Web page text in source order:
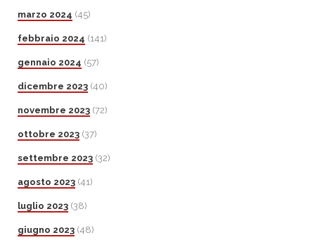
marzo 2024 (45)
febbraio 2024 (141)
gennaio 2024 (57)
dicembre 2023 (40)
novembre 2023 (72)
ottobre 2023 (37)
settembre 2023 (32)
agosto 2023 (41)
luglio 2023 (38)
giugno 2023 (48)